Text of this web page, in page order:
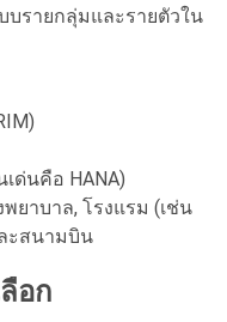
บรายกลุ่มและรายตัวใน
เด่นคือ HANA)
ยาบาล, โรงแรม (เช่น
ะสนามบิน
อก